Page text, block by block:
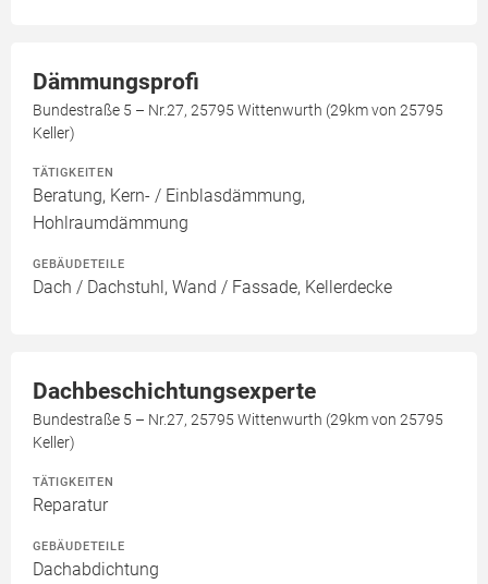
Dämmungsprofi
Bundestraße 5 – Nr.27, 25795 Wittenwurth (29km von 25795
Keller)
TÄTIGKEITEN
Beratung, Kern- / Einblasdämmung,
Hohlraumdämmung
GEBÄUDETEILE
Dach / Dachstuhl, Wand / Fassade, Kellerdecke
Dachbeschichtungsexperte
Bundestraße 5 – Nr.27, 25795 Wittenwurth (29km von 25795
Keller)
TÄTIGKEITEN
Reparatur
GEBÄUDETEILE
Dachabdichtung